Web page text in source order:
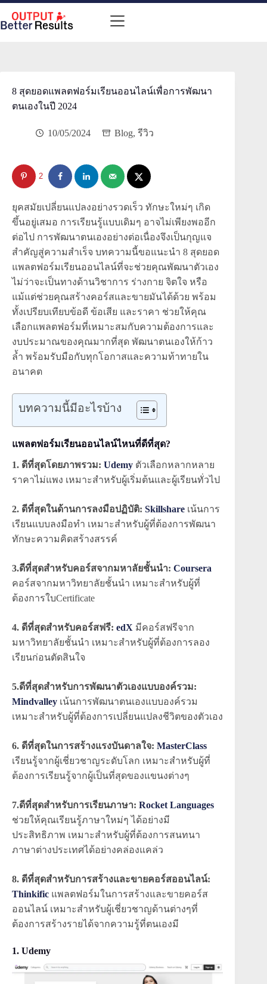
Skip
content
8 สุดยอดแพลตฟอร์มเรียนออนไลน์เพื่อการพัฒนา
ตนเองในปี 2024
10/05/2024 Blog, รีวิว
2
ยุคสมัยเปลี่ยนแปลงอย่างรวดเร็ว ทักษะใหม่ๆ เกิด
ขึ้นอยู่เสมอ การเรียนรู้แบบเดิมๆ อาจไม่เพียงพออีก
ต่อไป การพัฒนาตนเองอย่างต่อเนื่องจึงเป็นกุญแจ
สำคัญสู่ความสำเร็จ บทความนี้ขอแนะนำ 8 สุดยอด
แพลตฟอร์มเรียนออนไลน์ที่จะช่วยคุณพัฒนาตัวเอง
ไม่ว่าจะเป็นทางด้านวิชาการ ร่างกาย จิตใจ หรือ
แม้แต่ช่วยคุณสร้างคอร์สและขายมันได้ด้วย พร้อม
ทั้งเปรียบเทียบข้อดี ข้อเสีย และราคา ช่วยให้คุณ
เลือกแพลตฟอร์มที่เหมาะสมกับความต้องการและ
งบประมาณของคุณมากที่สุด พัฒนาตนเองให้ก้าว
ล้ำ พร้อมรับมือกับทุกโอกาสและความท้าทายใน
อนาคต
บทความนี้มีอะไรบ้าง
แพลตฟอร์มเรียนออนไลน์ไหนที่ดีที่สุด?
1. ดีที่สุดโดยภาพรวม: Udemy ตัวเลือกหลากหลาย
ราคาไม่แพง เหมาะสำหรับผู้เริ่มต้นและผู้เรียนทั่วไป
2. ดีที่สุดในด้านการลงมือปฏิบัติ: Skillshare เน้นการ
เรียนแบบลงมือทำ เหมาะสำหรับผู้ที่ต้องการพัฒนา
ทักษะความคิดสร้างสรรค์
3.ดีที่สุดสำหรับคอร์สจากมหาลัยชั้นนำ: Coursera
คอร์สจากมหาวิทยาลัยชั้นนำ เหมาะสำหรับผู้ที่
ต้องการใบCertificate
4. ดีที่สุดสำหรับคอร์สฟรี: edX มีคอร์สฟรีจาก
มหาวิทยาลัยชั้นนำ เหมาะสำหรับผู้ที่ต้องการลอง
เรียนก่อนตัดสินใจ
5.ดีที่สุดสำหรับการพัฒนาตัวเองแบบองค์รวม:
Mindvalley เน้นการพัฒนาตนเองแบบองค์รวม
เหมาะสำหรับผู้ที่ต้องการเปลี่ยนแปลงชีวิตของตัวเอง
6. ดีที่สุดในการสร้างแรงบันดาลใจ: MasterClass
เรียนรู้จากผู้เชี่ยวชาญระดับโลก เหมาะสำหรับผู้ที่
ต้องการเรียนรู้จากผู้เป็นที่สุดของแขนงต่างๆ
7.ดีที่สุดสำหรับการเรียนภาษา: Rocket Languages
ช่วยให้คุณเรียนรู้ภาษาใหม่ๆ ได้อย่างมี
ประสิทธิภาพ เหมาะสำหรับผู้ที่ต้องการสนทนา
ภาษาต่างประเทศได้อย่างคล่องแคล่ว
8. ดีที่สุดสำหรับการสร้างและขายคอร์สออนไลน์:
Thinkific แพลตฟอร์มในการสร้างและขายคอร์ส
ออนไลน์ เหมาะสำหรับผู้เชี่ยวชาญด้านต่างๆที่
ต้องการสร้างรายได้จากความรู้ที่ตนเองมี
1. Udemy